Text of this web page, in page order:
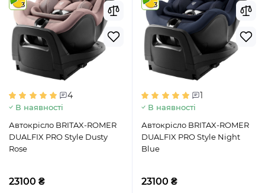
3
4
В наявності
Автокрісло BRITAX-ROMER
DUALFIX PRO Style Dusty
Rose
23100 ₴
3
1
В наявності
Автокрісло BRITAX-ROMER
DUALFIX PRO Style Night
Blue
23100 ₴